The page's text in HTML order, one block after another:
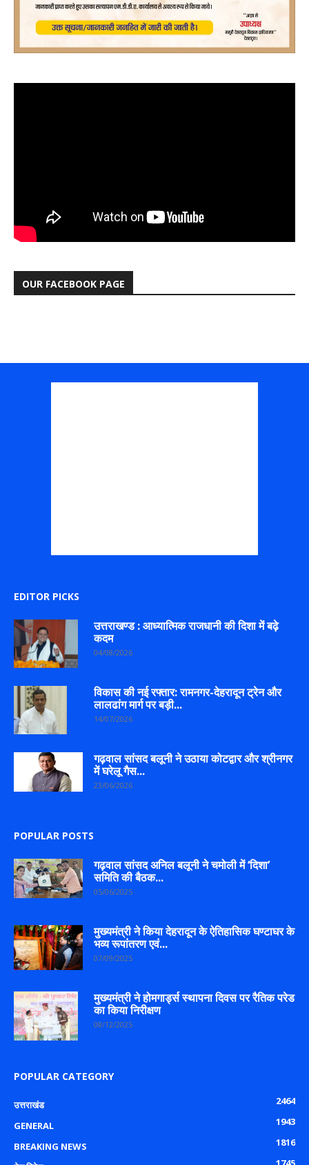
OUR FACEBOOK PAGE
EDITOR PICKS
उत्तराखण्ड : आध्यात्मिक राजधानी की दिशा में बढ़े
कदम
04/08/2026
विकास की नई रफ्तार: रामनगर-देहरादून ट्रेन और
लालढांग मार्ग पर बड़ी...
14/07/2026
गढ़वाल सांसद बलूनी ने उठाया कोटद्वार और श्रीनगर
में घरेलू गैस...
23/06/2026
POPULAR POSTS
गढ़वाल सांसद अनिल बलूनी ने चमोली में ‘दिशा’
समिति की बैठक...
05/06/2025
मुख्यमंत्री ने किया देहरादून के ऐतिहासिक घण्टाघर के
भव्य रूपांतरण एवं...
07/09/2025
मुख्यमंत्री ने होमगार्ड्स स्थापना दिवस पर रैतिक परेड
का किया निरीक्षण
08/12/2025
POPULAR CATEGORY
उत्तराखंड
2464
GENERAL
1943
BREAKING NEWS
1816